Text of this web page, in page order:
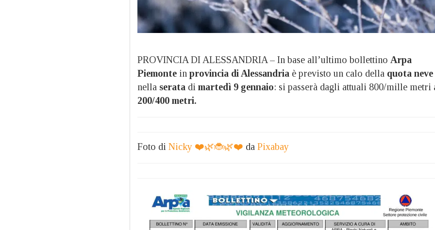
PROVINCIA DI ALESSANDRIA – In base all’ultimo bollettino Arpa
Piemonte in provincia di Alessandria è previsto un calo della quota neve
nella serata di martedì 9 gennaio: si passerà dagli attuali 800/mille metri
200/400 metri.
Foto di Nicky ❤️🌿🐞🌿❤️ da Pixabay